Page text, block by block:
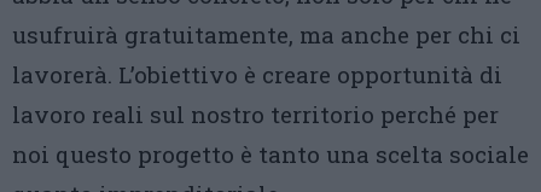
usufruirà gratuitamente, ma anche per chi ci
lavorerà. L’obiettivo è creare opportunità di
lavoro reali sul nostro territorio perché per
noi questo progetto è tanto una scelta sociale